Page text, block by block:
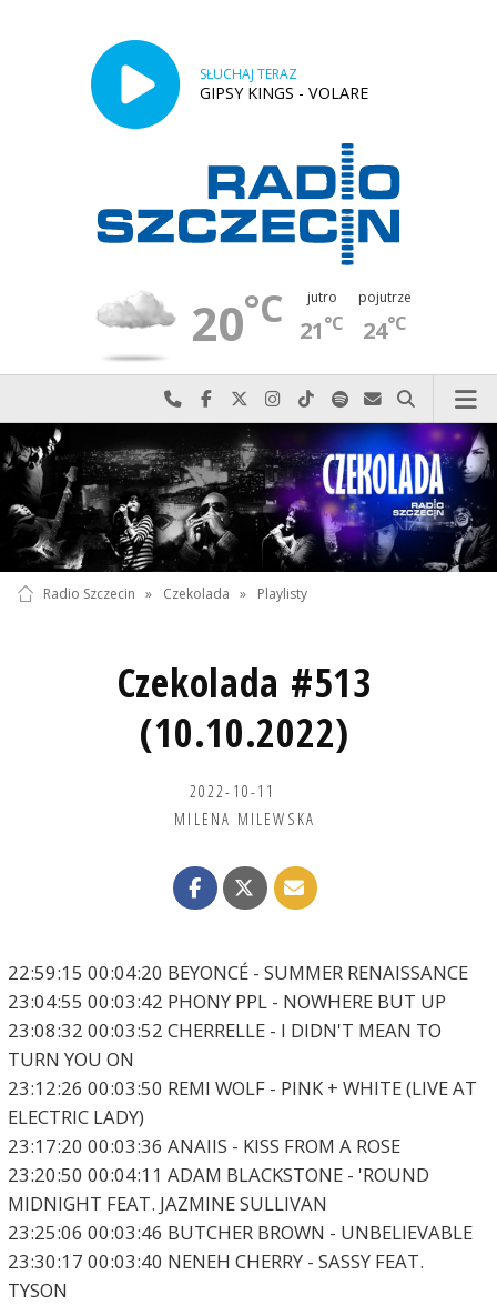
SŁUCHAJ TERAZ
GIPSY KINGS - VOLARE
20°C jutro
21°C
pojutrze
24°C
Najlepiej po prostu do nas zadzwoń
Odwiedź nas na Facebook-u
Odwiedź nas na X
Odwiedź nas na Instagram-ie
Odwiedź nas na TikTok-u
Szukaj nas na Spotify
Wyślij do nas
Szukaj
Radio Szczecin » Czekolada » Playlisty
Czekolada #513
(10.10.2022)
2022-10-11
MILENA MILEWSKA
22:59:15 00:04:20 BEYONCÉ - SUMMER RENAISSANCE
23:04:55 00:03:42 PHONY PPL - NOWHERE BUT UP
23:08:32 00:03:52 CHERRELLE - I DIDN'T MEAN TO
TURN YOU ON
23:12:26 00:03:50 REMI WOLF - PINK + WHITE (LIVE AT
ELECTRIC LADY)
23:17:20 00:03:36 ANAIIS - KISS FROM A ROSE
23:20:50 00:04:11 ADAM BLACKSTONE - 'ROUND
MIDNIGHT FEAT. JAZMINE SULLIVAN
23:25:06 00:03:46 BUTCHER BROWN - UNBELIEVABLE
23:30:17 00:03:40 NENEH CHERRY - SASSY FEAT.
TYSON